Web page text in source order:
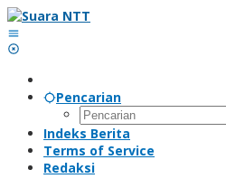
Lewati
ke
konten
Pencarian
Indeks Berita
Terms of Service
Redaksi